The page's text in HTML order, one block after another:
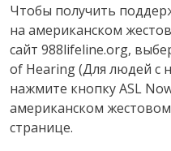
Чтобы получить
на американском
сайт 988lifeline.org,
of Hearing (Для людей с
нажмите кнопку ASL
американском
странице.